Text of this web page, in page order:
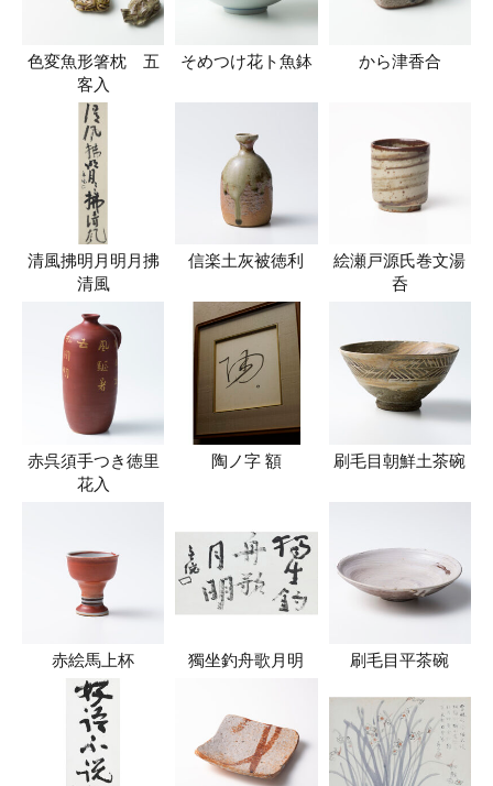
色変魚形箸枕 五
客入
そめつけ花ト魚鉢 から津香合
清風拂明月明月拂
清風
信楽土灰被徳利
絵瀬戸源氏巻文湯
呑
赤呉須手つき徳里
花入
陶ノ字 額 刷毛目朝鮮土茶碗
赤絵馬上杯 獨坐釣舟歌月明 刷毛目平茶碗